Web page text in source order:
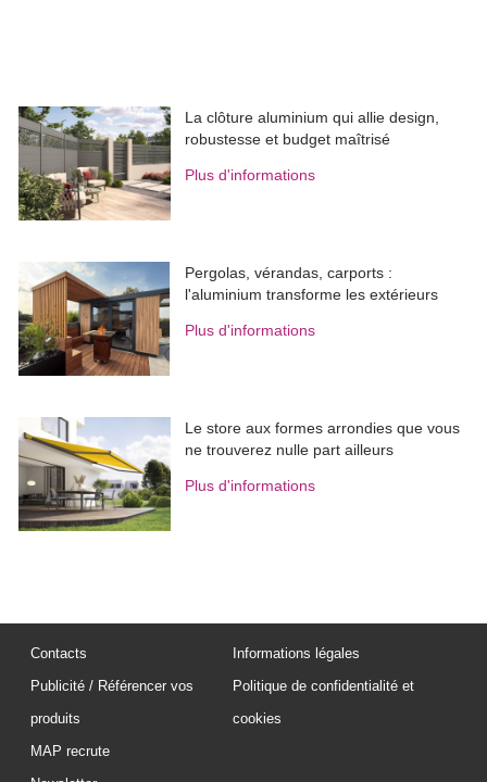
La clôture aluminium qui allie design,
robustesse et budget maîtrisé
Plus d'informations
Pergolas, vérandas, carports :
l'aluminium transforme les extérieurs
Plus d'informations
Le store aux formes arrondies que vous
ne trouverez nulle part ailleurs
Plus d'informations
Contacts
Publicité / Référencer vos
produits
MAP recrute
Informations légales
Politique de confidentialité et
cookies